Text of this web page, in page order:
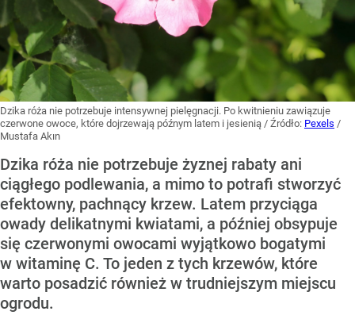
Dzika róża nie potrzebuje intensywnej pielęgnacji. Po kwitnieniu zawiązuje
czerwone owoce, które dojrzewają późnym latem i jesienią / Źródło: Pexels /
Mustafa Akın
Dzika róża nie potrzebuje żyznej rabaty ani
ciągłego podlewania, a mimo to potrafi stworzyć
efektowny, pachnący krzew. Latem przyciąga
owady delikatnymi kwiatami, a później obsypuje
się czerwonymi owocami wyjątkowo bogatymi
w witaminę C. To jeden z tych krzewów, które
warto posadzić również w trudniejszym miejscu
ogrodu.